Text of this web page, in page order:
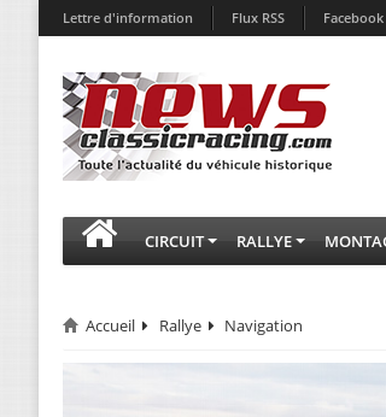
Lettre d'information Flux RSS Facebook
CIRCUIT RALLYE
Accueil Rallye Navigation